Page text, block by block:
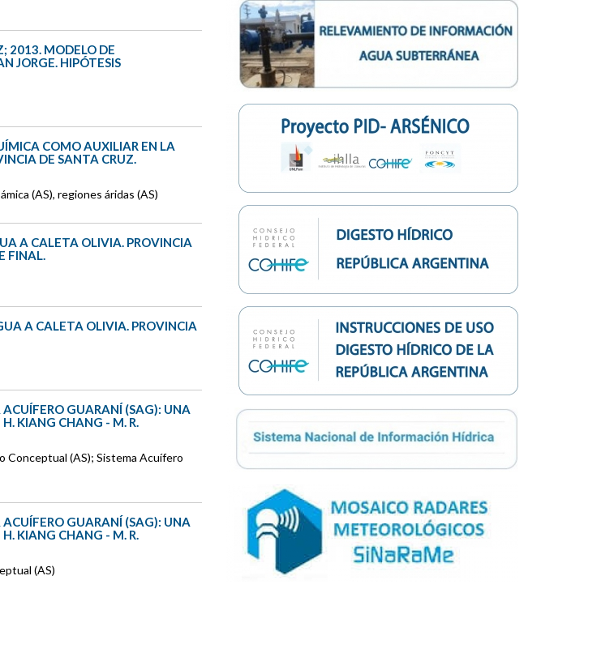
2013. MODELO DE
JORGE. HIPÓTESIS
COMO AUXILIAR EN LA
DE SANTA CRUZ.
(AS), regiones áridas (AS)
A CALETA OLIVIA. PROVINCIA
FINAL.
A CALETA OLIVIA. PROVINCIA
GUARANÍ (SAG): UNA
KIANG CHANG - M. R.
Conceptual (AS); Sistema Acuífero
GUARANÍ (SAG): UNA
KIANG CHANG - M. R.
(AS)